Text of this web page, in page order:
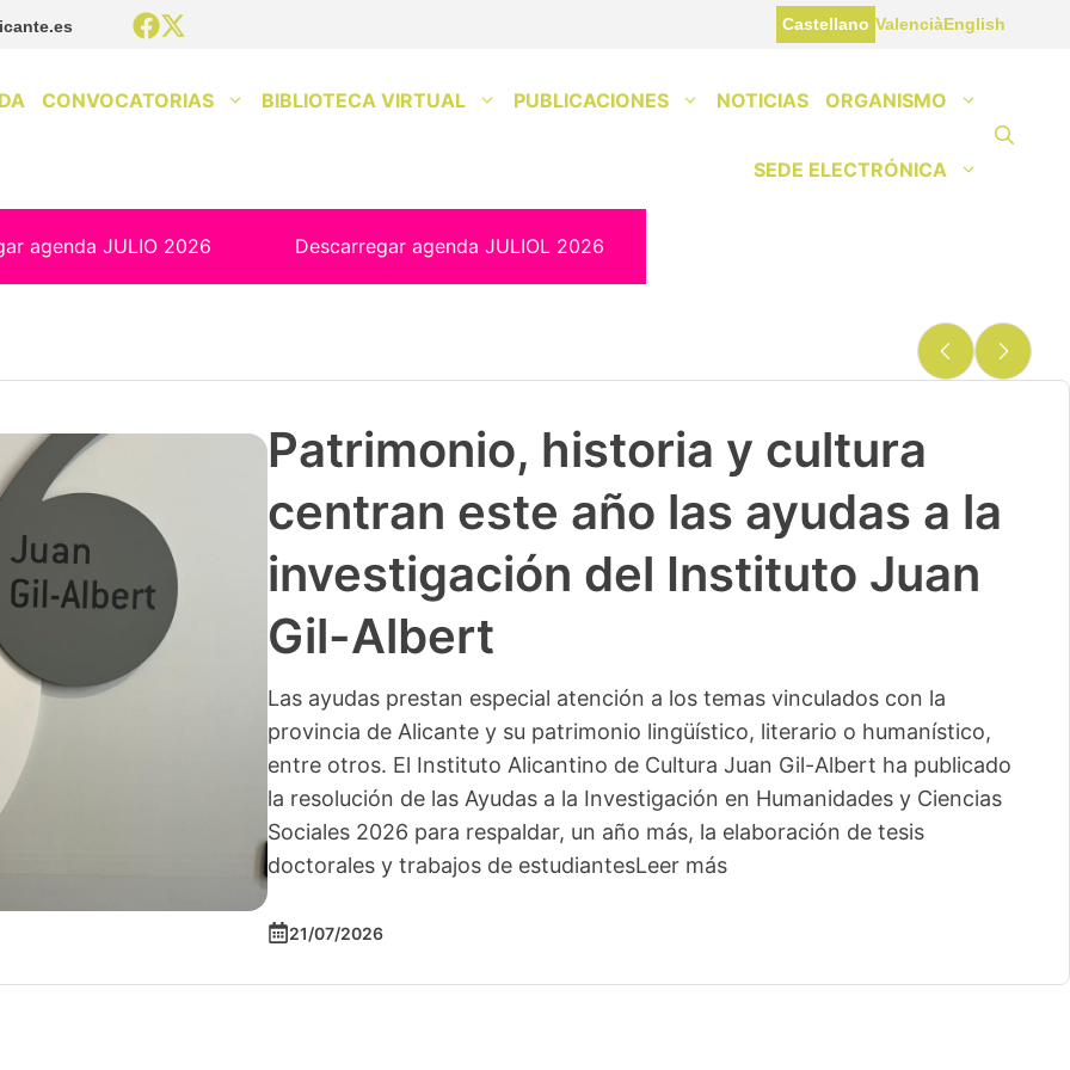
Castellano ValenciàEnglish
CONVOCATORIAS BIBLIOTECA VIRTUAL PUBLICACIONES NOTICIAS ORGANISMO
SEDE ELECTRÓNICA
agenda JULIO 2026 Descarregar agenda JULIOL 2026
Patrimonio, historia y cultura
centran este año las ayudas a la
investigación del Instituto Juan
Gil-Albert
Las ayudas prestan especial atención a los temas vinculados con la
provincia de Alicante y su patrimonio lingüístico, literario o humanístico,
entre otros. El Instituto Alicantino de Cultura Juan Gil-Albert ha publicado
la resolución de las Ayudas a la Investigación en Humanidades y Ciencias
Sociales 2026 para respaldar, un año más, la elaboración de tesis
doctorales y trabajos de estudiantesLeer más
21/07/2026